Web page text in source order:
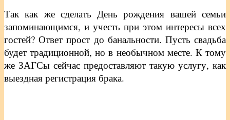
Так как же сделать День рождения вашей семьи
запоминающимся, и учесть при этом интересы всех
гостей? Ответ прост до банальности. Пусть свадьба
будет традиционной, но в необычном месте. К тому
же ЗАГСы сейчас предоставляют такую услугу, как
выездная регистрация брака.